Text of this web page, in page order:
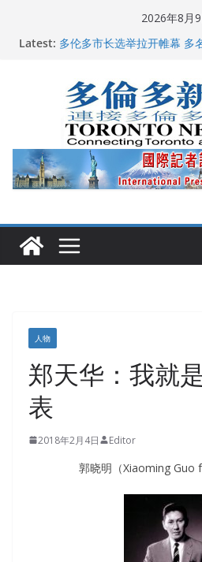
2026年8月
Latest: 多伦多市长选举拉开帷幕 多
关加拿大就业
2026加拿大青少年儿童绘画
人物
郑天华：我就
表
2018年2月4日 Editor
郭晓明（Xiaoming Guo